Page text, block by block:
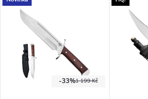
1 199 Kč
-33%